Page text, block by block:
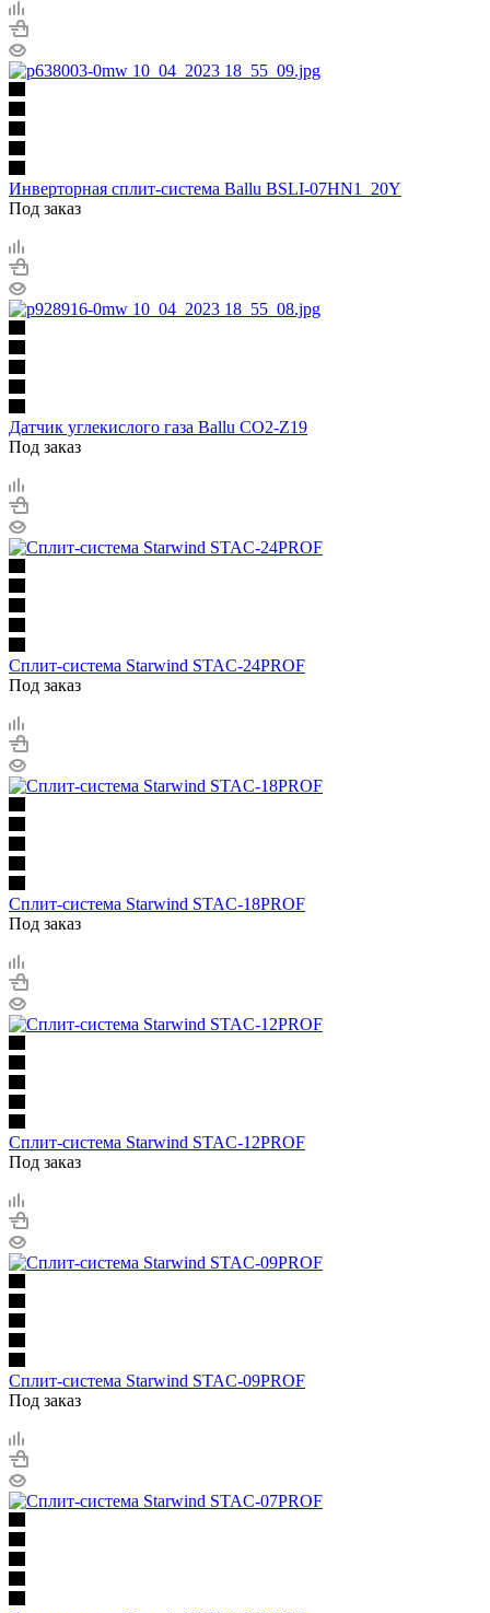
Инверторная сплит-система Ballu BSLI-07HN1_20Y
Под заказ
Датчик углекислого газа Ballu CO2-Z19
Под заказ
Сплит-система Starwind STAC-24PROF
Под заказ
Сплит-система Starwind STAC-18PROF
Под заказ
Сплит-система Starwind STAC-12PROF
Под заказ
Сплит-система Starwind STAC-09PROF
Под заказ